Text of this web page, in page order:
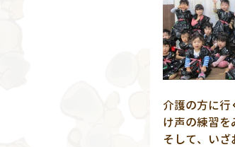
介護の方に
け声の練習
そして、い